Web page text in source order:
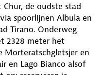
de oudste stad
spoorlijnen Albula en
Tirano. Onderweg
2328 meter het
Morteratschgletsjer en
en Lago Bianco alsof